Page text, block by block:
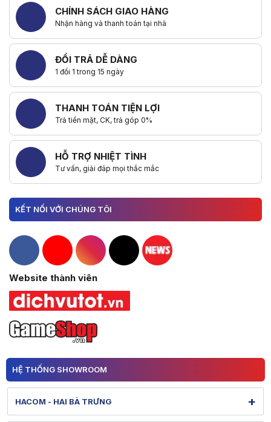
CHÍNH SÁCH GIAO HÀNG
Nhận hàng và thanh toán tại nhà
ĐỔI TRẢ DỄ DÀNG
1 đổi 1 trong 15 ngày
THANH TOÁN TIỆN LỢI
Trả tiền mặt, CK, trả góp 0%
HỖ TRỢ NHIỆT TÌNH
Tư vấn, giải đáp mọi thắc mắc
KẾT NỐI VỚI CHÚNG TÔI
Hacom Facebook
Hacom YouTube
Hacom Instagram
Hacom TikTok
Website thành viên
HỆ THỐNG SHOWROOM
HACOM - HAI BÀ TRƯNG +